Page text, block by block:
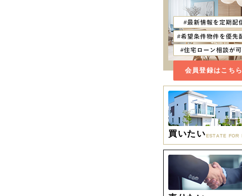
会員登録はこちら
買いたい